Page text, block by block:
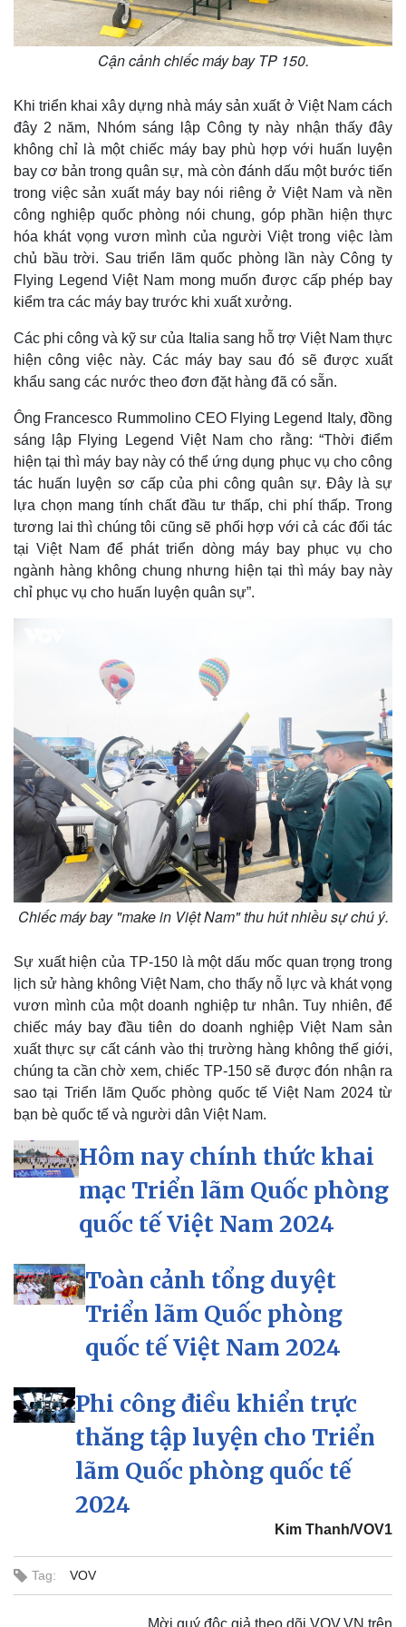
Pháp luật
Vụ án
Tin nóng
Tư vấn luật
Quân sự - Quốc phòng
Vũ khí
Việt Nam
Phân tích
Thể thao
Bóng đá
Thế giới thể thao
eSports
Hậu trường
Ô tô - Xe máy
Ô tô
Tư vấn
Cận cảnh chiếc máy bay TP 150.
Khi triển khai xây dựng nhà máy sản xuất ở Việt Nam cách
đây 2 năm, Nhóm sáng lập Công ty này nhận thấy đây
không chỉ là một chiếc máy bay phù hợp với huấn luyện
bay cơ bản trong quân sự, mà còn đánh dấu một bước tiến
trong việc sản xuất máy bay nói riêng ở Việt Nam và nền
công nghiệp quốc phòng nói chung, góp phần hiện thực
hóa khát vọng vươn mình của người Việt trong việc làm
chủ bầu trời. Sau triển lãm quốc phòng lần này Công ty
Flying Legend Việt Nam mong muốn được cấp phép bay
kiểm tra các máy bay trước khi xuất xưởng.
Các phi công và kỹ sư của Italia sang hỗ trợ Việt Nam thực
hiện công việc này. Các máy bay sau đó sẽ được xuất
khẩu sang các nước theo đơn đặt hàng đã có sẵn.
Ông Francesco Rummolino CEO Flying Legend Italy, đồng
sáng lập Flying Legend Việt Nam cho rằng: “Thời điểm
hiện tại thì máy bay này có thể ứng dụng phục vụ cho công
tác huấn luyện sơ cấp của phi công quân sự. Đây là sự
lựa chọn mang tính chất đầu tư thấp, chi phí thấp. Trong
tương lai thì chúng tôi cũng sẽ phối hợp với cả các đối tác
tại Việt Nam để phát triển dòng máy bay phục vụ cho
ngành hàng không chung nhưng hiện tại thì máy bay này
chỉ phục vụ cho huấn luyện quân sự”.
Chiếc máy bay "make in Việt Nam" thu hút nhiều sự chú ý.
Sự xuất hiện của TP-150 là một dấu mốc quan trọng trong
lịch sử hàng không Việt Nam, cho thấy nỗ lực và khát vọng
vươn mình của một doanh nghiệp tư nhân. Tuy nhiên, để
chiếc máy bay đầu tiên do doanh nghiệp Việt Nam sản
xuất thực sự cất cánh vào thị trường hàng không thế giới,
chúng ta cần chờ xem, chiếc TP-150 sẽ được đón nhận ra
sao tại Triển lãm Quốc phòng quốc tế Việt Nam 2024 từ
bạn bè quốc tế và người dân Việt Nam.
Hôm nay chính thức khai
mạc Triển lãm Quốc phòng
quốc tế Việt Nam 2024
Toàn cảnh tổng duyệt
Triển lãm Quốc phòng
quốc tế Việt Nam 2024
Phi công điều khiển trực
thăng tập luyện cho Triển
lãm Quốc phòng quốc tế
2024
Kim Thanh/VOV1
Tag: VOV